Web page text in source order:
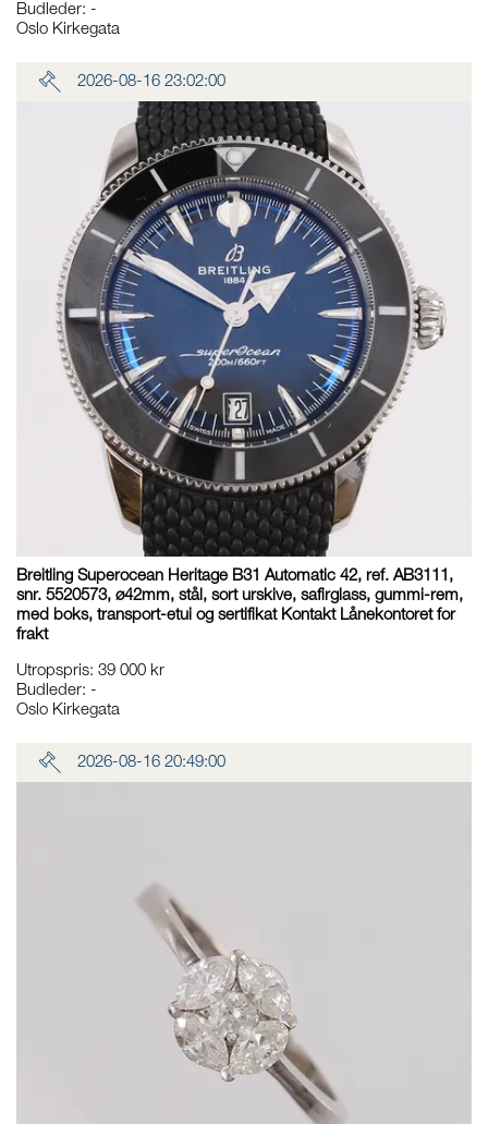
Budleder: -
Oslo Kirkegata
2026-08-16 23:02:00
Breitling Superocean Heritage B31 Automatic 42, ref. AB3111,
snr. 5520573, ø42mm, stål, sort urskive, safirglass, gummi-rem,
med boks, transport-etui og sertifikat Kontakt Lånekontoret for
frakt
Utropspris: 39 000 kr
Budleder: -
Oslo Kirkegata
2026-08-16 20:49:00